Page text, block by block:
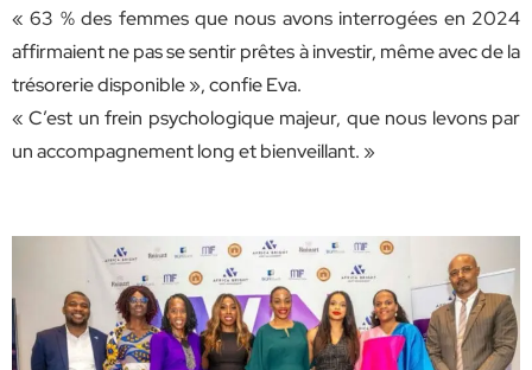
« 63 % des femmes que nous avons interrogées en 2024
affirmaient ne pas se sentir prêtes à investir, même avec de la
trésorerie disponible », confie Eva.
« C’est un frein psychologique majeur, que nous levons par
un accompagnement long et bienveillant. »